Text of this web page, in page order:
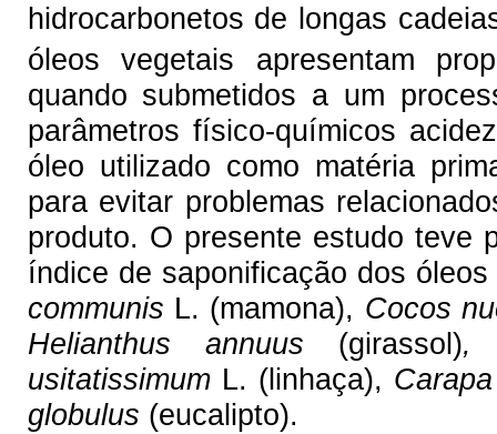
hidrocarbonetos de longas
óleos vegetais apresentam
quando submetidos a um
parâmetros físico-químicos
óleo utilizado como matéria
para evitar problemas
produto. O presente estudo teve
índice de saponificação dos
communis L. (mamona), Cocos
Helianthus annuus (girassol)
usitatissimum L. (linhaça),
globulus (eucalipto).